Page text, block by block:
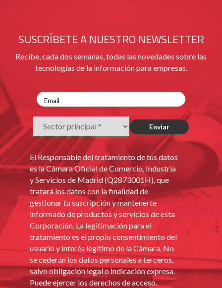
SUSCRÍBETE A NUESTRO NEWSLETTER
Recibe, cada dos semanas, todas las novedades sobre las
tecnologías de la información para empresas.
El Responsable del tratamiento de tus datos
es la Cámara Oficial de Comercio, Industria
y Servicios de Madrid (Q2873001H), que
tratará los datos con la finalidad de
gestionar tu suscripción y mantenerte
informado de productos y servicios de esta
Corporación. La legitimación para el
tratamiento es el propio consentimiento del
usuario y interés legítimo de la Cámara. No
se cederán los datos personales a terceros,
salvo obligación legal o indicación expresa.
Puede ejercer los derechos de acceso,